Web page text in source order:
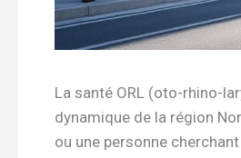
La santé ORL (oto-rhino-
dynamique de la région
ou une personne